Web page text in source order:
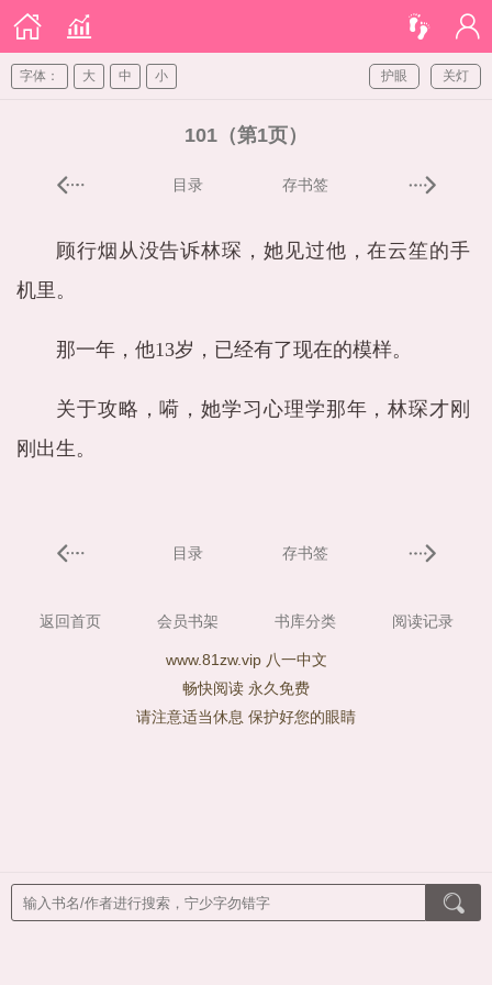
关灯
护眼
字体： 大 中 小
101（第1页）
目录 存书签
顾行烟从没告诉林琛，她见过他，在云笙的手
机里。
那一年，他13岁，已经有了现在的模样。
关于攻略，嗬，她学习心理学那年，林琛才刚
刚出生。
目录 存书签
返回首页 会员书架 书库分类 阅读记录
www.81zw.vip 八一中文
畅快阅读 永久免费
请注意适当休息 保护好您的眼睛